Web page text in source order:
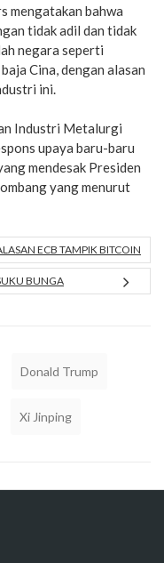
mengatakan bahwa
tidak adil dan tidak
negara seperti
Cina, dengan alasan
ini.
Industri Metalurgi
upaya baru-baru
mendesak Presiden
yang menurut
ECB TAMPIK BITCOIN
BUNGA
Donald Trump
Xi Jinping